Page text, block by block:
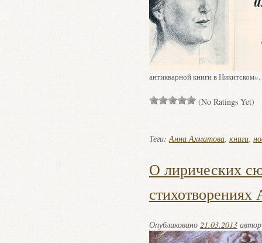
антикварной книги в Никитском».
(No Ratings Yet)
Теги:Анна Ахматова, книги,
О лирических
Опубликовано 21.03.2013